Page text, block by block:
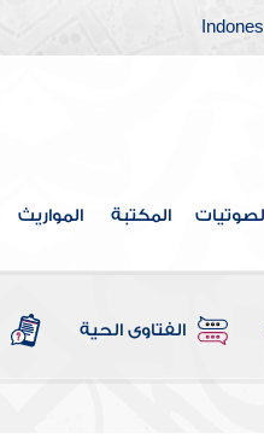
المكتبة المواريث
الفتاوى الحية